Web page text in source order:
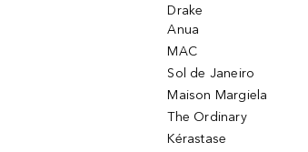
Drake
Anua
MAC
Sol de Janeiro
Maison Margiela
The Ordinary
Kérastase